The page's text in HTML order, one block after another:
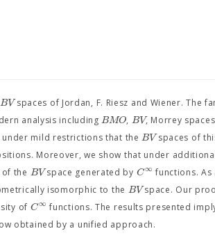
BVspaces of Jordan, F. Riesz and Wiener. The
analysis includingBMO, BV, Morrey
under mild restrictions that theBVspaces of
Moreover, we show that under
the BVspace generated by C∞ functions. As
isomorphic to the BVspace. Our
of C∞ functions. The results presented
obtained by a unified approach.